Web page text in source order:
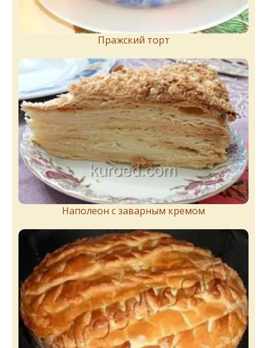
Пражский торт
Наполеон с заварным кремом